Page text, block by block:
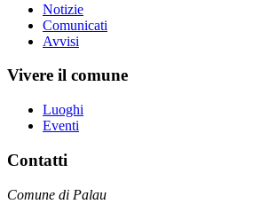
Notizie
Comunicati
Avvisi
Vivere il comune
Luoghi
Eventi
Contatti
Comune di Palau